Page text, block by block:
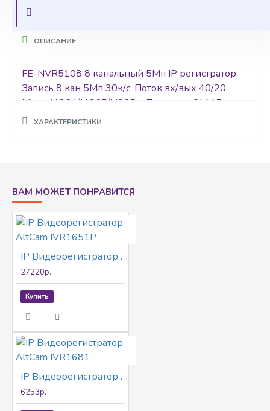
ОПИСАНИЕ
FE-NVR5108 8 канальный 5Мп IP регистратор:
Запись 8 кан 5Мп 30к/с; Поток вх/вых 40/20
Mbps; Н.264/H.265/H265+; Протокол ONVIF,
RTSP, P2P; HDMI, VGA, 2 USB, 1 LAN, SATA*1 (до
ХАРАКТЕРИСТИКИ
ВАМ МОЖЕТ ПОНРАВИТСЯ
IP Видеорегистратор AltCam IVR1651P
27220р.
Купить
IP Видеорегистратор AltCam IVR1681
6253р.